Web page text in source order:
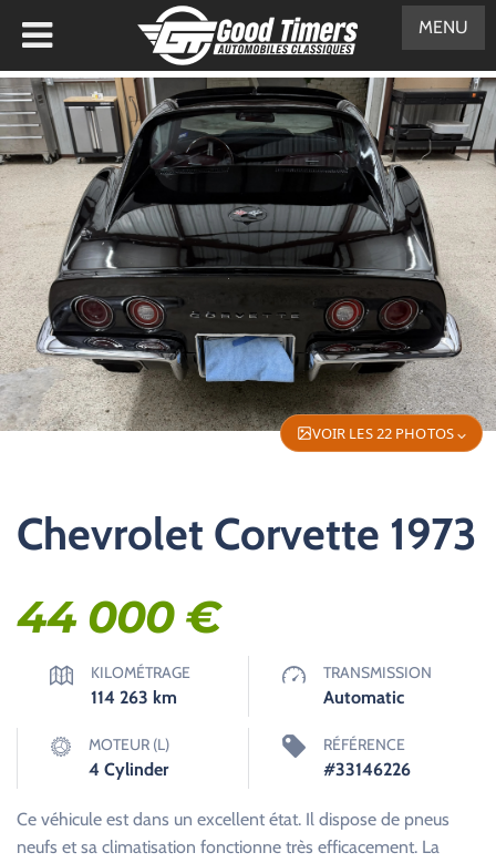
VOIR LES 22 PHOTOS
Chevrolet Corvette 1973
44 000€
KILOMÉTRAGE
114 263 km
TRANSMISSION
Automatic
MOTEUR (L)
4 Cylinder
RÉFÉRENCE
#33146226
Ce véhicule est dans un excellent état. Il dispose de pneus
neufs et sa climatisation fonctionne très efficacement. La
MENU